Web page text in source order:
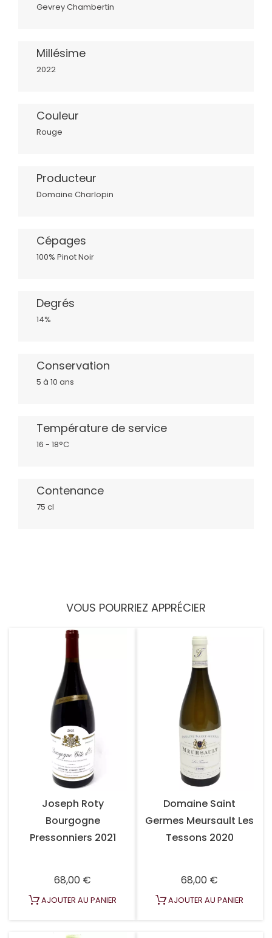
Gevrey Chambertin
Millésime
2022
Couleur
Rouge
Producteur
Domaine Charlopin
Cépages
100% Pinot Noir
Degrés
14%
Conservation
5 à 10 ans
Température de service
16 - 18°C
Contenance
75 cl
VOUS POURRIEZ APPRÉCIER
Joseph Roty
Bourgogne
Pressonniers 2021
68,00 €
AJOUTER AU PANIER
Domaine Saint
Germes Meursault Les
Tessons 2020
68,00 €
AJOUTER AU PANIER